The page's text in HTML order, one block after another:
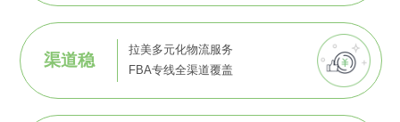
渠道稳
拉美多元化物流服务
FBA专线全渠道覆盖